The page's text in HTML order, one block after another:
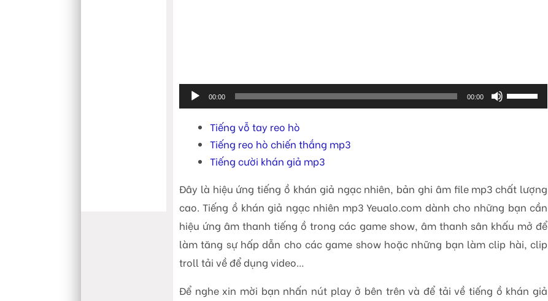
Trình
phát
thanh
00:00 00:00
Sử
dụng
các
mũi
Tiếng vỗ tay reo hò
Tiếng reo hò chiến thắng mp3
Tiếng cười khán giả mp3
Đây là hiệu ứng tiếng ồ khán giả ngạc nhiên, bản ghi âm file mp3 chất lượng
cao. Tiếng ồ khán giả ngạc nhiên mp3 Yeualo.com dành cho những bạn cần
hiệu ứng âm thanh tiếng ồ trong các game show, âm thanh sân khấu mở để
làm tăng sự hấp dẫn cho các game show hoặc những bạn làm clip hài, clip
troll tải về để dụng video…
Để nghe xin mời bạn nhấn nút play ở bên trên và để tải về tiếng ồ khán giả